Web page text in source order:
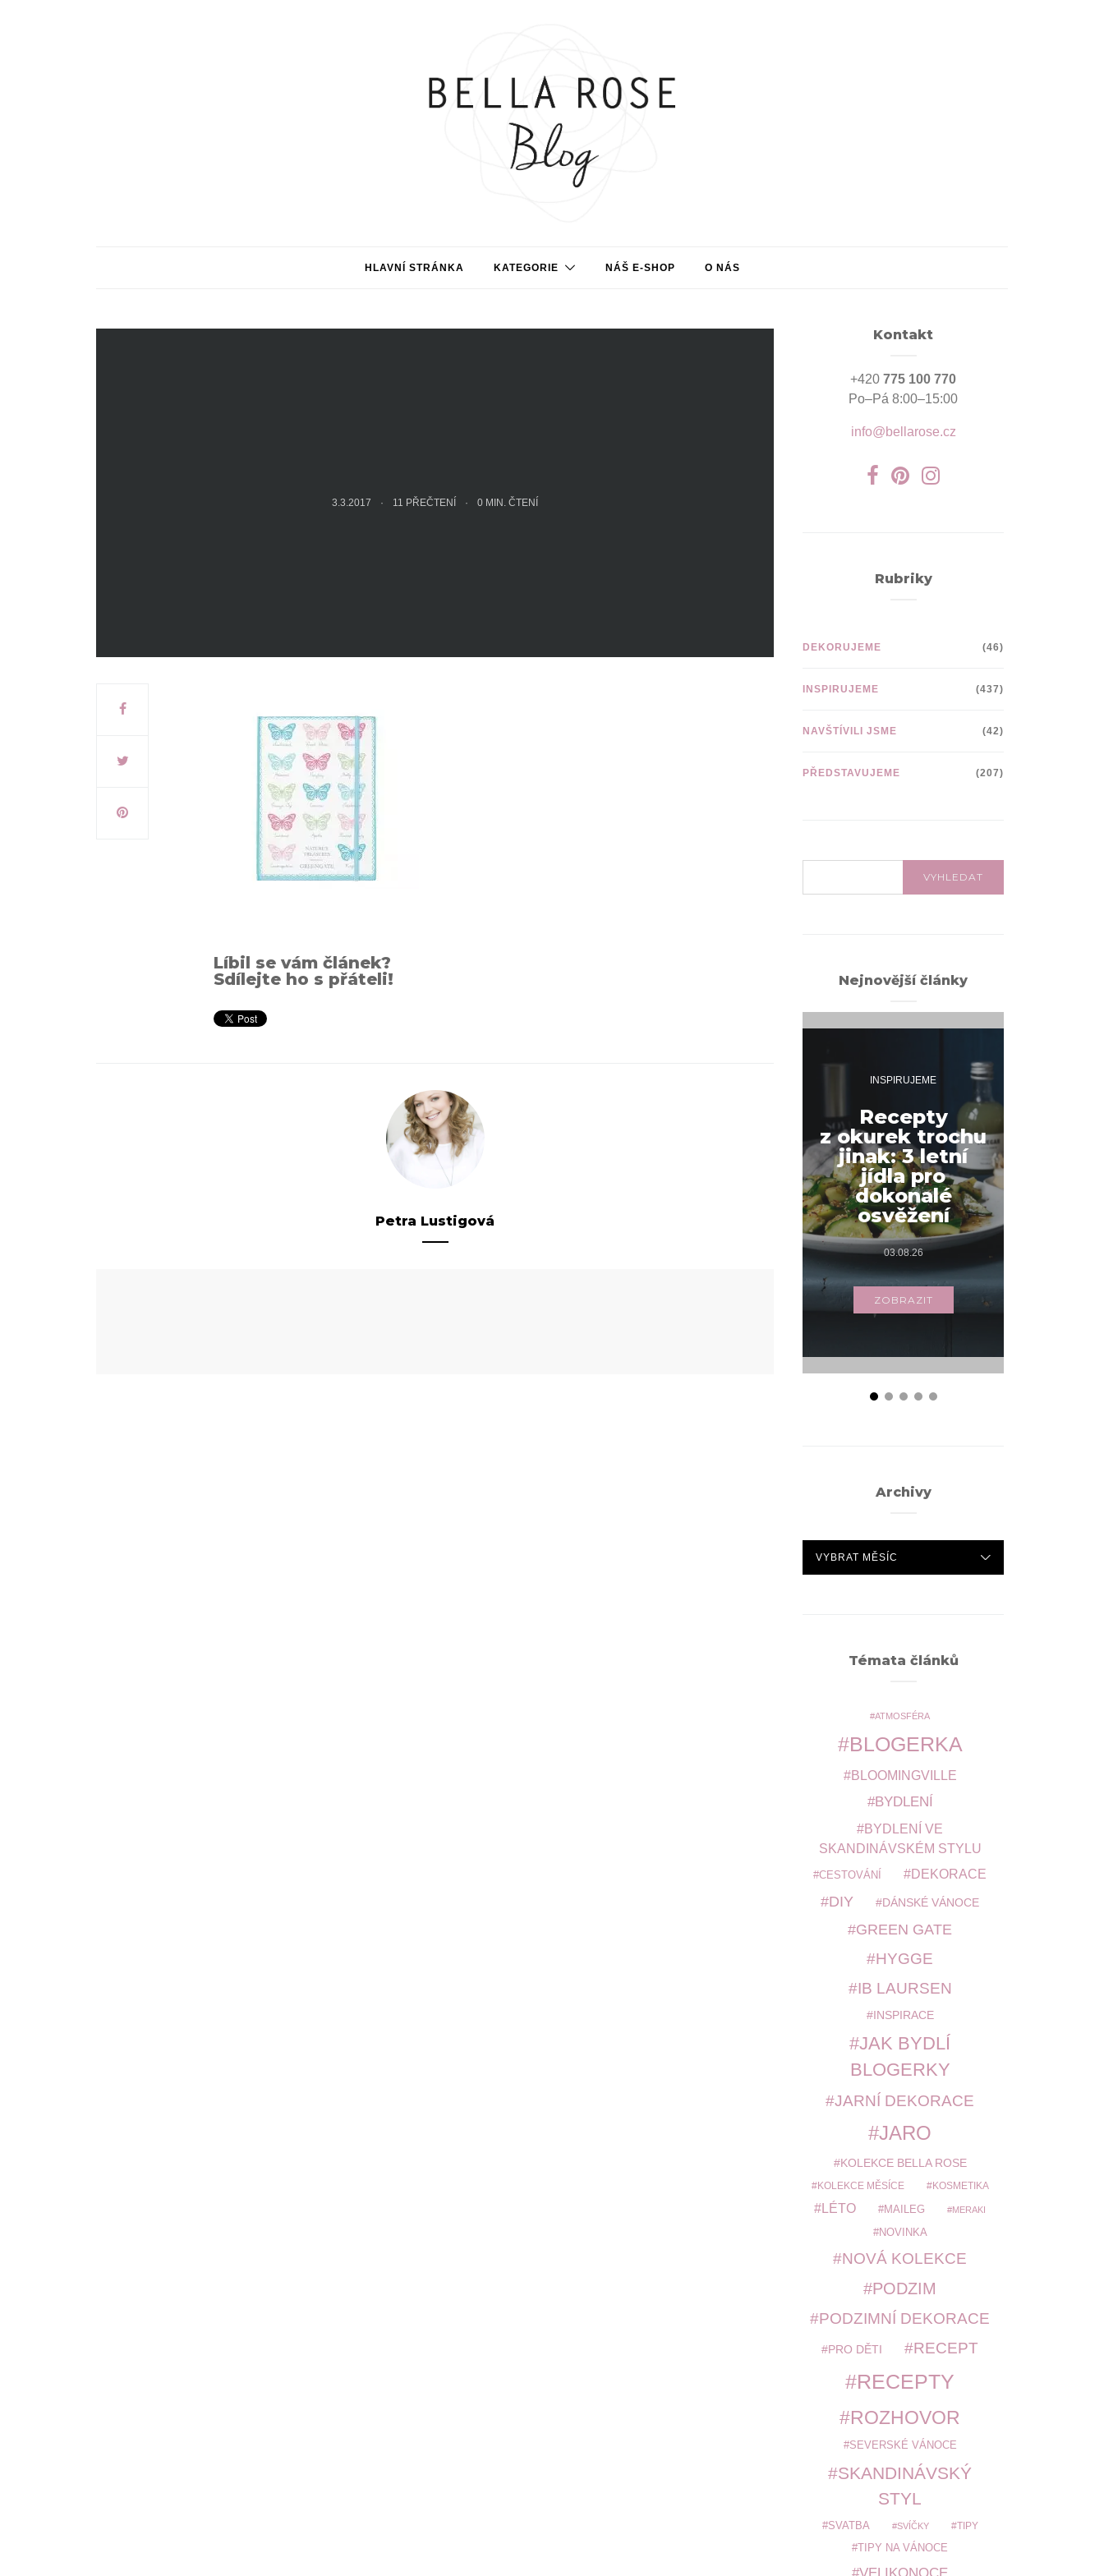
HLAVNÍ STRÁNKA KATEGORIE NÁŠ E-SHOP O NÁS
3.3.2017 11 PŘEČTENÍ 0 MIN. ČTENÍ
Líbil se vám článek?
Sdílejte ho s přáteli!
Petra Lustigová
Kontakt
+420 775 100 770
Po–Pá 8:00–15:00
info@bellarose.cz
Rubriky
DEKORUJEME (46)
INSPIRUJEME (437)
NAVŠTÍVILI JSME (42)
PŘEDSTAVUJEME (207)
VYHLEDAT
Nejnovější články
INSPIRUJEME
Recepty
z okurek trochu
jinak: 3 letní
jídla pro
dokonalé
osvěžení
03.08.26
ZOBRAZIT
Archivy
Témata článků
ATMOSFÉRA
BLOGERKA
BLOOMINGVILLE
BYDLENÍ
BYDLENÍ VE
SKANDINÁVSKÉM STYLU
CESTOVÁNÍ DEKORACE
DIY DÁNSKÉ VÁNOCE
GREEN GATE
HYGGE
IB LAURSEN
INSPIRACE
JAK BYDLÍ
BLOGERKY
JARNÍ DEKORACE
JARO
KOLEKCE BELLA ROSE
KOLEKCE MĚSÍCE KOSMETIKA
LÉTO MAILEG MERAKI
NOVINKA
NOVÁ KOLEKCE
PODZIM
PODZIMNÍ DEKORACE
PRO DĚTI RECEPT
RECEPTY
ROZHOVOR
SEVERSKÉ VÁNOCE
SKANDINÁVSKÝ
STYL
SVATBA SVÍČKY TIPY
TIPY NA VÁNOCE